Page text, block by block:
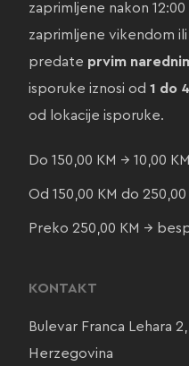
zaprimljene nakon
zaprimljene vikendom
predate prvim
isporuke iznosi od 1 do
od lokacije isporuke.
Do 150,00 KM → 10,00 KM
Od 150,00 KM do
Preko 250,00 KM →
KONTAKT
Bulevar Franca Lehara
Herzegovina